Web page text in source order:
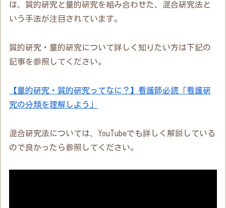
は、質的研究と量的研究を組み合わせた、混合研究法と
いう手法が注目されています。
質的研究・量的研究について詳しく知りたい方は下記の
記事を参照してください。
【量的研究・質的研究ってなに？】看護師必読「看護研
究の分類を理解しよう」
混合研究法については、YouTubeでも詳しく解説している
ので良かったら参照してください。